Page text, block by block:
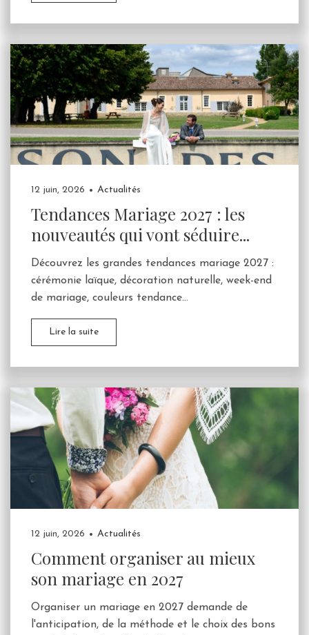
12 juin, 2026 Actualités
Tendances Mariage 2027 : les
nouveautés qui vont séduire...
Découvrez les grandes tendances mariage 2027 :
cérémonie laïque, décoration naturelle, week-end
de mariage, couleurs tendance...
Lire la suite
12 juin, 2026 Actualités
Comment organiser au mieux
son mariage en 2027
Organiser un mariage en 2027 demande de
l'anticipation, de la méthode et le choix des bons